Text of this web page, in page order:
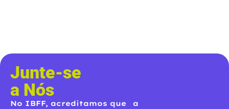
Junte-se
a Nós
No IBFF, acreditamos que a